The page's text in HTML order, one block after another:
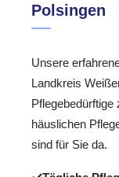
Polsingen
Unsere
Landkreis
Pflegebedürftige
häuslichen
sind für Sie da.